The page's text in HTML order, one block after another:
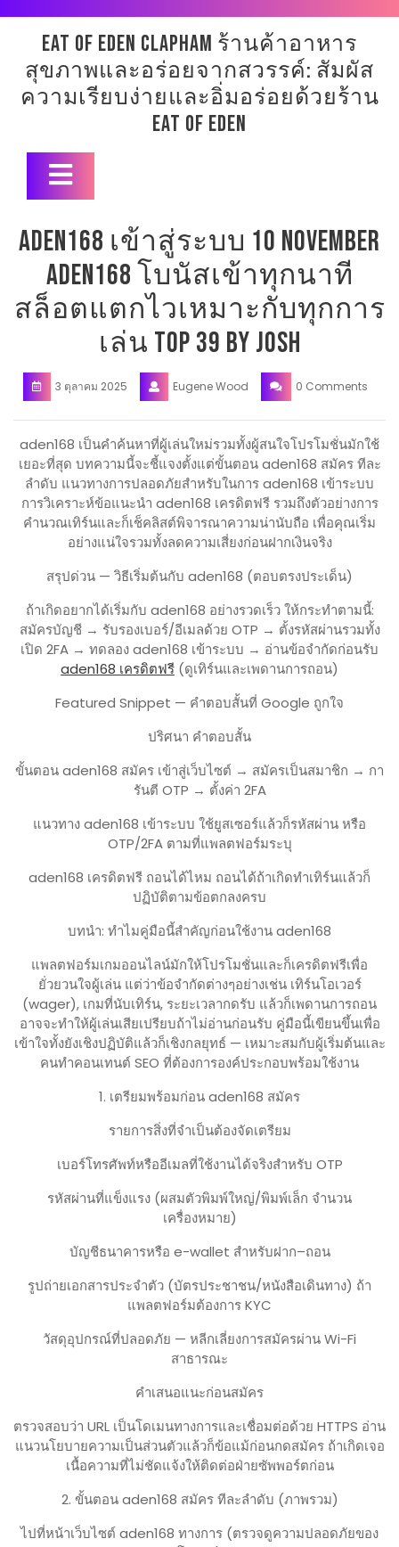
contenteat of eden clapham ร้านค้าอาหาร
สุขภาพและอร่อยจากสวรรค์: สัมผัส
ความเรียบง่ายและอิ่มอร่อยด้วยร้าน
Eat of Eden
Open
aden168 เข้าสู่ระบบ 10 November
aden168 โบนัสเข้าทุกนาที
สล็อตแตกไวเหมาะกับทุกการ
เล่น Top 39 by Josh
3 ตุลาคม 2025 Eugene Wood 0 Comments
aden168 เป็นคำค้นหาที่ผู้เล่นใหม่รวมทั้งผู้สนใจโปรโมชั่นมักใช้
เยอะที่สุด บทความนี้จะชี้แจงตั้งแต่ขั้นตอน aden168 สมัคร ทีละ
ลำดับ แนวทางการปลอดภัยสำหรับในการ aden168 เข้าระบบ
การวิเคราะห์ข้อแนะนำ aden168 เครดิตฟรี รวมถึงตัวอย่างการ
คำนวณเทิร์นและก็เช็คลิสต์พิจารณาความน่านับถือ เพื่อคุณเริ่ม
อย่างแน่ใจรวมทั้งลดความเสี่ยงก่อนฝากเงินจริง
สรุปด่วน — วิธีเริ่มต้นกับ aden168 (ตอบตรงประเด็น)
ถ้าเกิดอยากได้เริ่มกับ aden168 อย่างรวดเร็ว ให้กระทำตามนี้:
สมัครบัญชี → รับรองเบอร์/อีเมลด้วย OTP → ตั้งรหัสผ่านรวมทั้ง
เปิด 2FA → ทดลอง aden168 เข้าระบบ → อ่านข้อจำกัดก่อนรับ
aden168 เครดิตฟรี (ดูเทิร์นและเพดานการถอน)
Featured Snippet — คำตอบสั้นที่ Google ถูกใจ
ปริศนา คำตอบสั้น
ขั้นตอน aden168 สมัคร เข้าสู่เว็บไซต์ → สมัครเป็นสมาชิก → กา
รันตี OTP → ตั้งค่า 2FA
แนวทาง aden168 เข้าระบบ ใช้ยูสเซอร์แล้วก็รหัสผ่าน หรือ
OTP/2FA ตามที่แพลตฟอร์มระบุ
aden168 เครดิตฟรี ถอนได้ไหม ถอนได้ถ้าเกิดทำเทิร์นแล้วก็
ปฏิบัติตามข้อตกลงครบ
บทนำ: ทำไมคู่มือนี้สำคัญก่อนใช้งาน aden168
แพลตฟอร์มเกมออนไลน์มักให้โปรโมชั่นและก็เครดิตฟรีเพื่อ
ยั่วยวนใจผู้เล่น แต่ว่าข้อจำกัดต่างๆอย่างเช่น เทิร์นโอเวอร์
(wager), เกมที่นับเทิร์น, ระยะเวลากดรับ แล้วก็เพดานการถอน
อาจจะทำให้ผู้เล่นเสียเปรียบถ้าไม่อ่านก่อนรับ คู่มือนี้เขียนขึ้นเพื่อ
เข้าใจทั้งยังเชิงปฏิบัติแล้วก็เชิงกลยุทธ์ — เหมาะสมกับผู้เริ่มต้นและ
คนทำคอนเทนต์ SEO ที่ต้องการองค์ประกอบพร้อมใช้งาน
1. เตรียมพร้อมก่อน aden168 สมัคร
รายการสิ่งที่จำเป็นต้องจัดเตรียม
เบอร์โทรศัพท์หรืออีเมลที่ใช้งานได้จริงสำหรับ OTP
รหัสผ่านที่แข็งแรง (ผสมตัวพิมพ์ใหญ่/พิมพ์เล็ก จำนวน
เครื่องหมาย)
บัญชีธนาคารหรือ e-wallet สำหรับฝาก–ถอน
รูปถ่ายเอกสารประจำตัว (บัตรประชาชน/หนังสือเดินทาง) ถ้า
แพลตฟอร์มต้องการ KYC
วัสดุอุปกรณ์ที่ปลอดภัย — หลีกเลี่ยงการสมัครผ่าน Wi-Fi
สาธารณะ
คำเสนอแนะก่อนสมัคร
ตรวจสอบว่า URL เป็นโดเมนทางการและเชื่อมต่อด้วย HTTPS อ่าน
แนวนโยบายความเป็นส่วนตัวแล้วก็ข้อแม้ก่อนกดสมัคร ถ้าเกิดเจอ
เนื้อความที่ไม่ชัดแจ้งให้ติดต่อฝ่ายซัพพอร์ตก่อน
2. ขั้นตอน aden168 สมัคร ทีละลำดับ (ภาพรวม)
ไปที่หน้าเว็บไซต์ aden168 ทางการ (ตรวจดูความปลอดภัยของ